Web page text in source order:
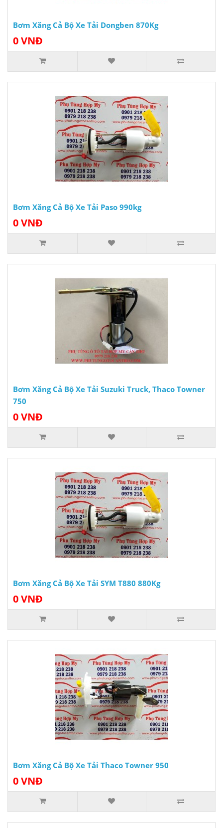
Bơm Xăng Cả Bộ Xe Tải Dongben 870Kg
0 VNĐ
Bơm Xăng Cả Bộ Xe Tải Paso 990kg
0 VNĐ
Bơm Xăng Cả Bộ Xe Tải Suzuki Truck, Thaco Towner
750
0 VNĐ
Bơm Xăng Cả Bộ Xe Tải SYM T880 880Kg
0 VNĐ
Bơm Xăng Cả Bộ Xe Tải Thaco Towner 950
0 VNĐ